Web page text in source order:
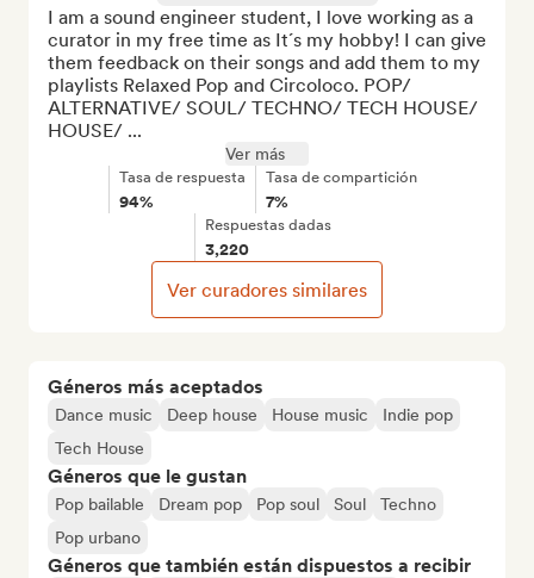
Géneros más aceptados
Dance music Deep house House music
Indie pop
Tech House
Géneros que le gustan
Pop bailable Dream pop Pop soul Soul
Techno
Pop urbano
Géneros que también están dispuestos a recibir
I am a sound engineer student, I love working as a
curator in my free time as It´s my hobby! I can give
them feedback on their songs and add them to my
playlists Relaxed Pop and Circoloco. POP/
ALTERNATIVE/ SOUL/ TECHNO/ TECH HOUSE/
HOUSE/ ...
Ver más
Tasa de respuesta
94%
Tasa de compartición
7%
Respuestas dadas
3,220
Ver curadores similares